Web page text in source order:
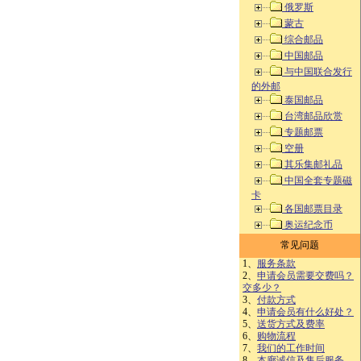
俄罗斯
蒙古
综合邮品
中国邮品
与中国联合发行
的外邮
泰国邮品
台湾邮品欣赏
专题邮票
空册
其乐集邮礼品
中国全套专题磁
卡
各国邮票目录
奥运纪念币
常见问题
1、 服务条款
2、 申请会员需要交费吗？
交多少？
3、 付款方式
4、 申请会员有什么好处？
5、 送货方式及费率
6、 购物流程
7、 我们的工作时间